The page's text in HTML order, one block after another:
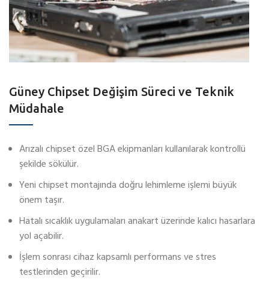
Güney Chipset Değişim Süreci ve Teknik
Müdahale
Arızalı chipset özel BGA ekipmanları kullanılarak kontrollü
şekilde sökülür.
Yeni chipset montajında doğru lehimleme işlemi büyük
önem taşır.
Hatalı sıcaklık uygulamaları anakart üzerinde kalıcı hasarlara
yol açabilir.
İşlem sonrası cihaz kapsamlı performans ve stres
testlerinden geçirilir.